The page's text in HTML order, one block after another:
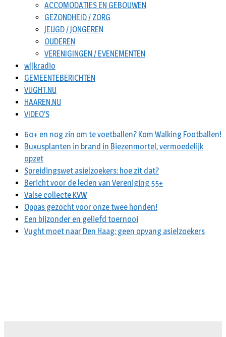
ACCOMODATIES EN GEBOUWEN
GEZONDHEID / ZORG
JEUGD / JONGEREN
OUDEREN
VERENIGINGEN / EVENEMENTEN
wijkradio
GEMEENTEBERICHTEN
VUGHT.NU
HAAREN.NU
VIDEO’S
60+ en nog zin om te voetballen? Kom Walking Footballen!
Buxusplanten in brand in Biezenmortel, vermoedelijk
opzet
Spreidingswet asielzoekers: hoe zit dat?
Bericht voor de leden van Vereniging 55+
Valse collecte KVW
Oppas gezocht voor onze twee honden!
Een bijzonder en geliefd toernooi
Vught moet naar Den Haag: geen opvang asielzoekers